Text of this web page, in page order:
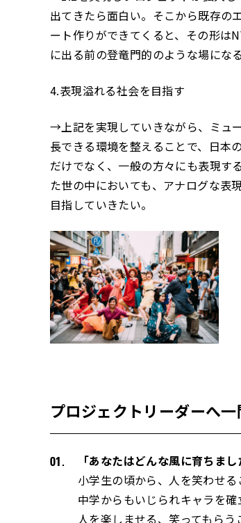
出てきたら面白い。そこから既存の
ート作りができてくると、その形は
に出る前の登竜門的のような場にな
4.表現溢れる社会を目指す
→上記を実現していきながら、ミュ
長できる環境を整えることで、日本
だけでなく、一般の方々にも表現す
た世の中においても、アナログな表
目指していきたい。
プロジェクトリーダーへ
「あなたはどんな風に育ちまし
小学生の頃から、人を笑わせ
中学からもいじられキャラを
人を楽しませる、笑ってもら